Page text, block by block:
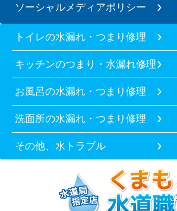
ソーシャルメディアポリシー
トイレの水漏れ・つまり修理
キッチンのつまり・水漏れ修理
お風呂の水漏れ・つまり修理
洗面所の水漏れ・つまり修理
その他、水トラブル